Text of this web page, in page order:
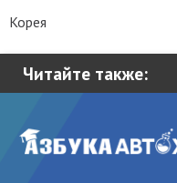
Читайте также:
Корея